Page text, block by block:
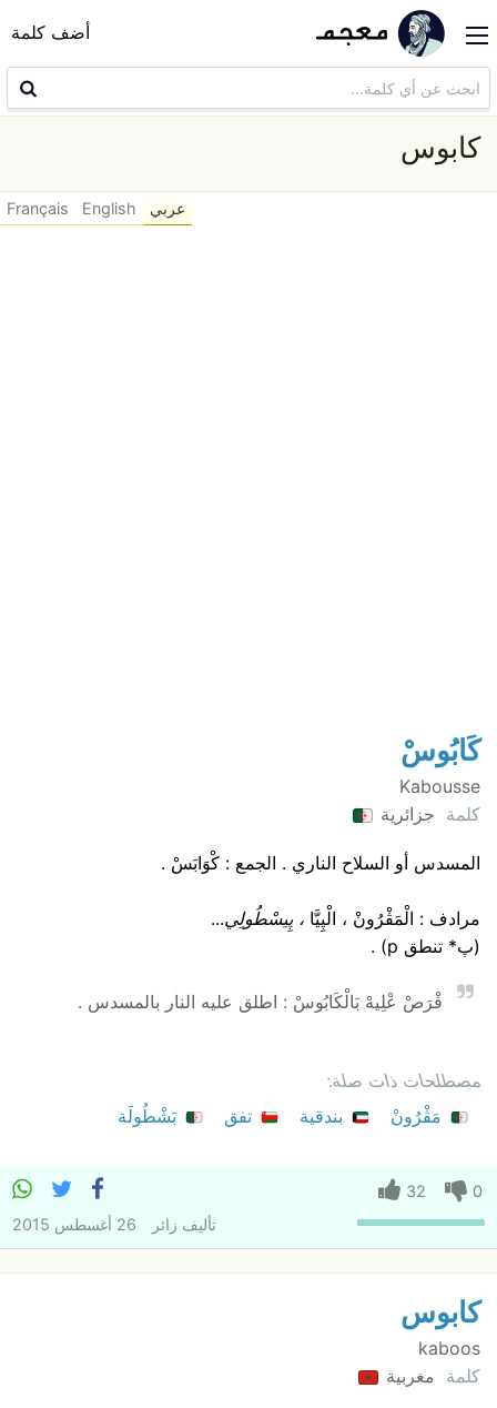
أضف كلمة
كابوس
كَابُوسْ
Kabousse
كلمة جزائرية
المسدس أو السلاح الناري . الجمع : كْوَابَسْ .
مرادف : الْمَڨْرُونْ ، الْپِيَّا ، پِيسْطُولِي...
(پ* تنطق p) .
قْرَصْ عْلِيهْ بَالْكَابُوسْ : اطلق عليه النار بالمسدس .
عربي English
Français
مصطلحات ذات صلة:
مَڤْرُونْ
بندقية تفق بَشْطُولَة
0
32
تأليف زائر 26 أغسطس 2015
كابوس
kaboos
كلمة مغربية